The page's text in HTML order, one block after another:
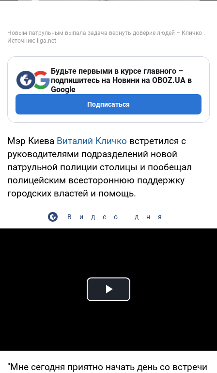
Будьте первыми в курсе главного –
подпишитесь на Новини на OBOZ.UA в
Google
Подписаться
Мэр Киева Виталий Кличко встретился с
руководителями подразделений новой
патрульной полиции столицы и пообещал
полицейским всестороннюю поддержку
городских властей и помощь.
Видео дня
Play Video
"Мне сегодня приятно начать день со встречи